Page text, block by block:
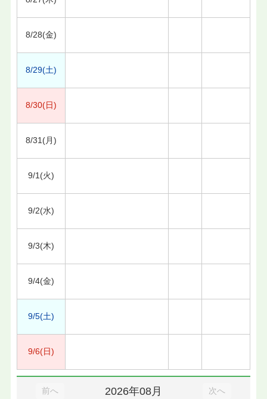
8/28(金)
8/29(土)
8/30(日)
8/31(月)
9/1(火)
9/2(水)
9/3(木)
9/4(金)
9/5(土)
9/6(日)
前へ 2026年08月 次へ